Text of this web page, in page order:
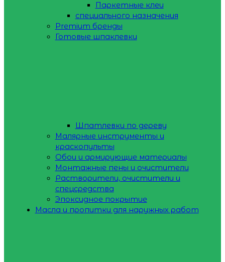
Паркетные клеи
специального назначения
Premium бренды
Готовые шпаклевки
Шпатлевки по дереву
Малярные инструменты и
краскопульты
Обои и армирующие материалы
Монтажные пены и очистители
Растворители, очистители и
спецсредства
Эпоксидное покрытие
Масла и пропитки для наружных работ